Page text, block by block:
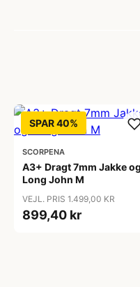
SPAR 40%
SCORPENA
A3+ Dragt 7mm Jakke og
Long John M
VEJL. PRIS 1.499,00 KR
899,40 kr